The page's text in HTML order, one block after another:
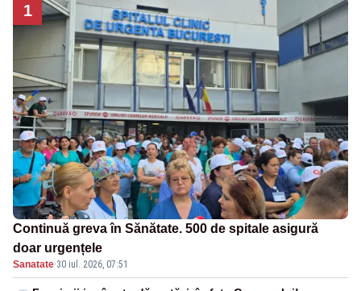
1
Continuă greva în Sănătate. 500 de spitale asigură
doar urgențele
Sanatate·30 iul. 2026, 07:51